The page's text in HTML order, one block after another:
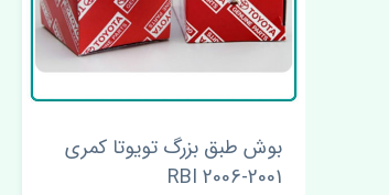
بوش طبق بزرگ تویوتا کمری
2001-2006 RBI